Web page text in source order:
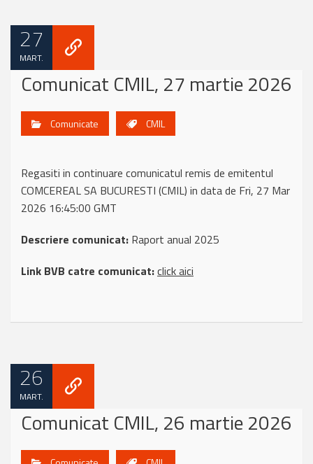
27
MART.
Comunicat CMIL, 27 martie 2026
Comunicate CMIL
Regasiti in continuare comunicatul remis de emitentul
COMCEREAL SA BUCURESTI (CMIL) in data de Fri, 27 Mar
2026 16:45:00 GMT
Descriere comunicat: Raport anual 2025
Link BVB catre comunicat:click aici
26
MART.
Comunicat CMIL, 26 martie 2026